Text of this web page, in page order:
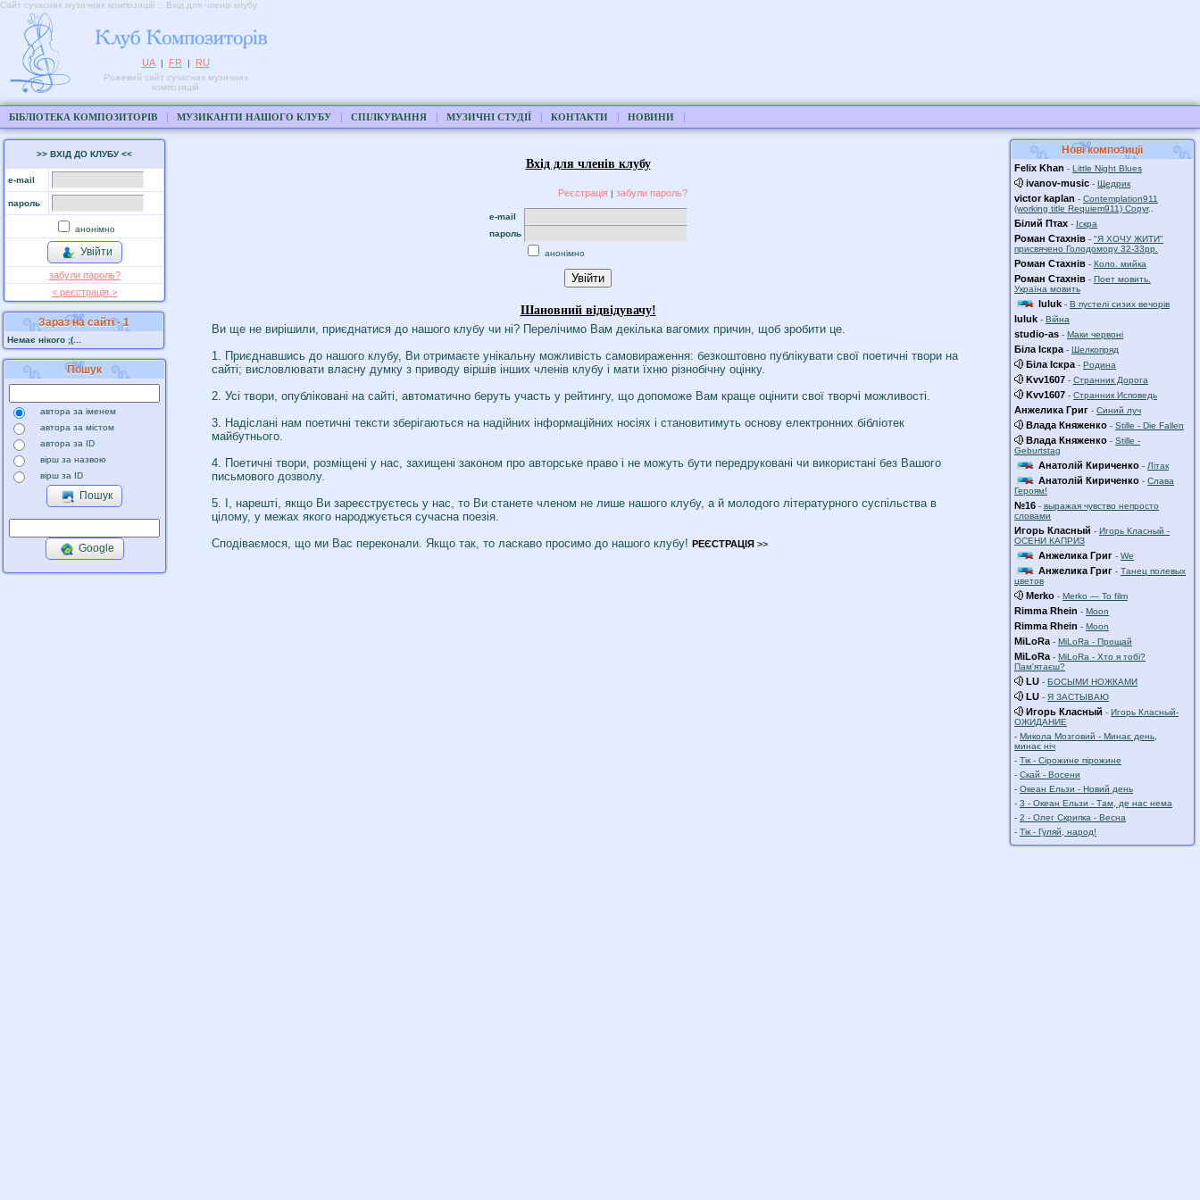
Сайт сучасних музичних композицій :: Вхід для членів клубу
UA | FR | RU
Рожевий сайт сучасних музичних
композицій
БІБЛІОТЕКА КОМПОЗИТОРІВ МУЗИКАНТИ НАШОГО КЛУБУ СПІЛКУВАННЯ МУЗИЧНІ СТУДІЇ КОНТАКТИ НОВИНИ
>> ВХІД ДО КЛУБУ <<
e-mail
пароль
анонімно
Увійти
забули пароль?
< реєстрaція >
Зараз на сайті - 1
Немає нікого ;(...
Пошук
автора за іменем
автора за містом
автора за ID
вірш за назвою
вірш за ID
Пошук
Google
Вхід для членів клубу
Реєстрація| забули пароль?
e-mail
пароль
анонімно
Шановний відвідувачу!
Ви ще не вирішили, приєднатися до нашого клубу чи ні? Перелічимо Вам декілька вагомих причин, щоб зробити це.
1. Приєднавшись до нашого клубу, Ви отримаєте унікальну можливість самовираження: безкоштовно публікувати свої поетичні твори на
сайті; висловлювати власну думку з приводу віршів інших членів клубу і мати їхню різнобічну оцінку.
2. Усі твори, опубліковані на сайті, автоматично беруть участь у рейтингу, що допоможе Вам краще оцінити свої творчі можливості.
3. Надіслані нам поетичні тексти зберігаються на надійних інформаційних носіях і становитимуть основу електронних бібліотек
майбутнього.
4. Поетичні твори, розміщені у нас, захищені законом про авторське право і не можуть бути передруковані чи використані без Вашого
письмового дозволу.
5. І, нарешті, якщо Ви зареєструєтесь у нас, то Ви станете членом не лише нашого клубу, а й молодого літературного суспільства в
цілому, у межах якого народжується сучасна поезія.
Сподіваємося, що ми Вас переконали. Якщо так, то ласкаво просимо до нашого клубу! РЕЄСТРАЦІЯ >>
Нові композиції
Felix Khan - Little Night Blues
ivanov-music - Щедрик
victor kaplan - Contemplation911
(working title Requiem911) Copyr..
Білий Птах - Іскра
Роман Стахнів - "Я ХОЧУ ЖИТИ"
присвячено Голодомору 32-33рр.
Роман Стахнів - Коло. мийка
Роман Стахнів - Поет мовить.
Україна мовить
luluk - В пустелі сизих вечорів
luluk - Війна
studio-as - Маки червоні
Біла Іскра - Шелкопряд
Біла Іскра - Родина
Kvv1607 - Странник Дорога
Kvv1607 - Странник Исповедь
Анжелика Григ - Синий луч
Влада Княженко - Stille - Die Fallen
Влада Княженко - Stille -
Geburtstag
Анатолій Кириченко - Літак
Анатолій Кириченко - Слава
Героям!
№16 - выражая чувство непросто
словами
Игорь Класный - Игорь Класный -
ОСЕНИ КАПРИЗ
Анжелика Григ - We
Анжелика Григ - Танец полевых
цветов
Merko - Merko — To film
Rimma Rhein - Moon
Rimma Rhein - Moon
MiLoRa - MiLoRa - Прощай
MiLoRa - MiLoRa - Хто я тобі?
Пам'ятаєш?
LU - БОСЫМИ НОЖКАМИ
LU - Я ЗАСТЫВАЮ
Игорь Класный - Игорь Класный-
ОЖИДАНИЕ
- Микола Мозговий - Минає день,
минає ніч
- Тік - Сірожине пірожине
- Скай - Восени
- Океан Ельзи - Новий день
- 3 - Океан Ельзи - Там, де нас нема
- 2 - Олег Скрипка - Весна
- Тік - Гуляй, народ!